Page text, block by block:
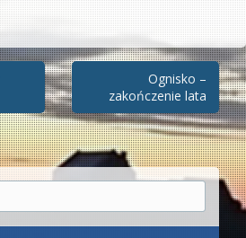
Ognisko –
zakończenie lata